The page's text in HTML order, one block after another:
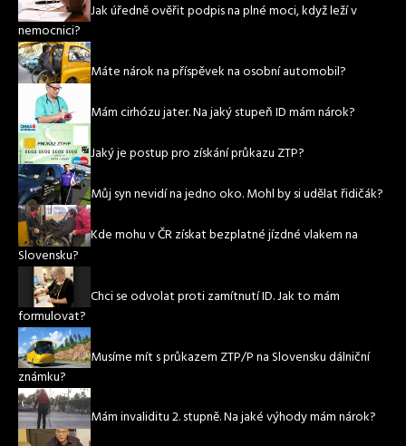
Jak úředně ověřit podpis na plné moci, když leží v
nemocnici?
Máte nárok na příspěvek na osobní automobil?
Mám cirhózu jater. Na jaký stupeň ID mám nárok?
Jaký je postup pro získání průkazu ZTP?
Můj syn nevidí na jedno oko. Mohl by si udělat řidičák?
Kde mohu v ČR získat bezplatné jízdné vlakem na
Slovensku?
Chci se odvolat proti zamítnutí ID. Jak to mám
formulovat?
Musíme mít s průkazem ZTP/P na Slovensku dálniční
známku?
Mám invaliditu 2. stupně. Na jaké výhody mám nárok?